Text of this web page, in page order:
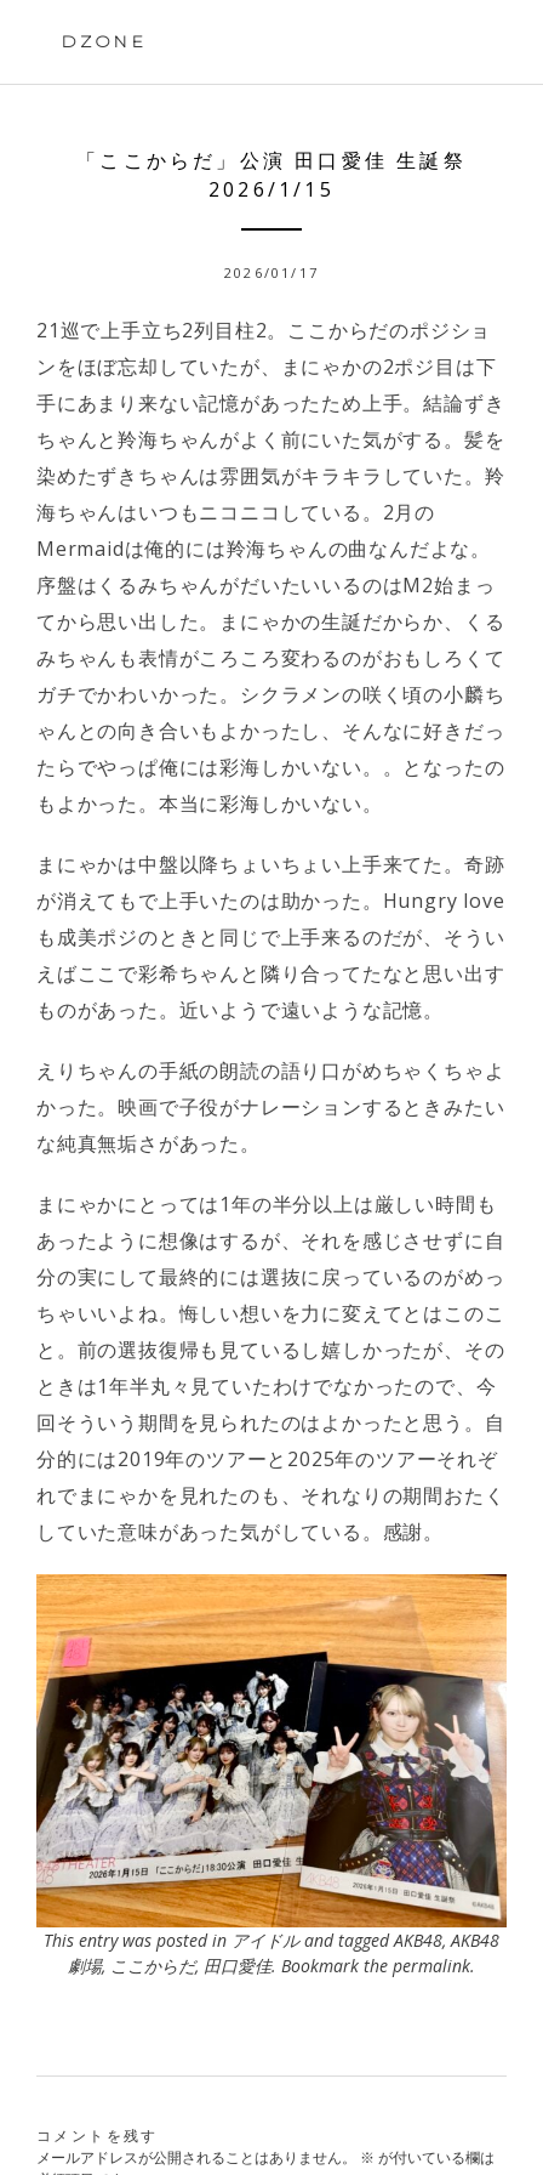
DZONE
「ここからだ」公演 田口愛佳 生誕祭
2026/1/15
2026/01/17
21巡で上手立ち2列目柱2。ここからだのポジショ
ンをほぼ忘却していたが、まにゃかの2ポジ目は下
手にあまり来ない記憶があったため上手。結論ずき
ちゃんと羚海ちゃんがよく前にいた気がする。髪を
染めたずきちゃんは雰囲気がキラキラしていた。羚
海ちゃんはいつもニコニコしている。2月の
Mermaidは俺的には羚海ちゃんの曲なんだよな。
序盤はくるみちゃんがだいたいいるのはM2始まっ
てから思い出した。まにゃかの生誕だからか、くる
みちゃんも表情がころころ変わるのがおもしろくて
ガチでかわいかった。シクラメンの咲く頃の小麟ち
ゃんとの向き合いもよかったし、そんなに好きだっ
たらでやっぱ俺には彩海しかいない。。となったの
もよかった。本当に彩海しかいない。
まにゃかは中盤以降ちょいちょい上手来てた。奇跡
が消えてもで上手いたのは助かった。Hungry love
も成美ポジのときと同じで上手来るのだが、そうい
えばここで彩希ちゃんと隣り合ってたなと思い出す
ものがあった。近いようで遠いような記憶。
えりちゃんの手紙の朗読の語り口がめちゃくちゃよ
かった。映画で子役がナレーションするときみたい
な純真無垢さがあった。
まにゃかにとっては1年の半分以上は厳しい時間も
あったように想像はするが、それを感じさせずに自
分の実にして最終的には選抜に戻っているのがめっ
ちゃいいよね。悔しい想いを力に変えてとはこのこ
と。前の選抜復帰も見ているし嬉しかったが、その
ときは1年半丸々見ていたわけでなかったので、今
回そういう期間を見られたのはよかったと思う。自
分的には2019年のツアーと2025年のツアーそれぞ
れでまにゃかを見れたのも、それなりの期間おたく
していた意味があった気がしている。感謝。
This entry was posted in アイドルand taggedAKB48,AKB48
劇場, ここからだ, 田口愛佳. Bookmark the permalink.
コメントを残す
メールアドレスが公開されることはありません。
※ が付いている欄は